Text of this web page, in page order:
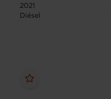
2021
Diésel